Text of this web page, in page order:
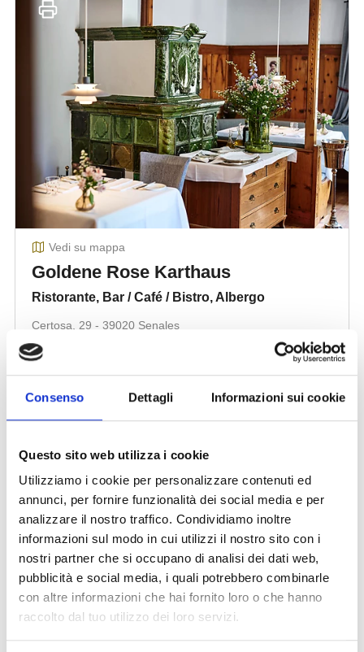
Consenso Dettagli Informazioni sui cookie
Questo sito web utilizza i cookie
Utilizziamo i cookie per personalizzare contenuti ed
annunci, per fornire funzionalità dei social media e per
analizzare il nostro traffico. Condividiamo inoltre
informazioni sul modo in cui utilizzi il nostro sito con i
nostri partner che si occupano di analisi dei dati web,
pubblicità e social media, i quali potrebbero combinarle
con altre informazioni che hai fornito loro o che hanno
raccolto dal tuo utilizzo dei loro servizi.